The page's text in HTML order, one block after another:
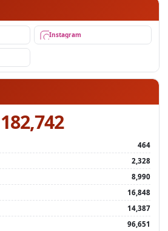
Instagram
182,742
2,328
8,990
16,848
14,387
96,651
184,008